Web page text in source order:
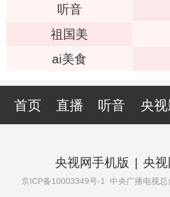
听音
祖国美
ai美食
首页 直播 听音 央
央视网手机版 | 央
京ICP备10003349号-1 中央广播电视